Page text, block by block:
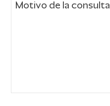
Motivo de la consulta